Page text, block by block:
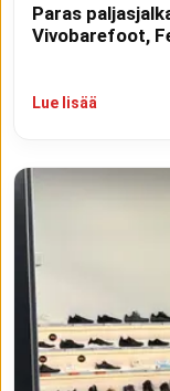
Paras
Vivobarefoot,
Lue lisää